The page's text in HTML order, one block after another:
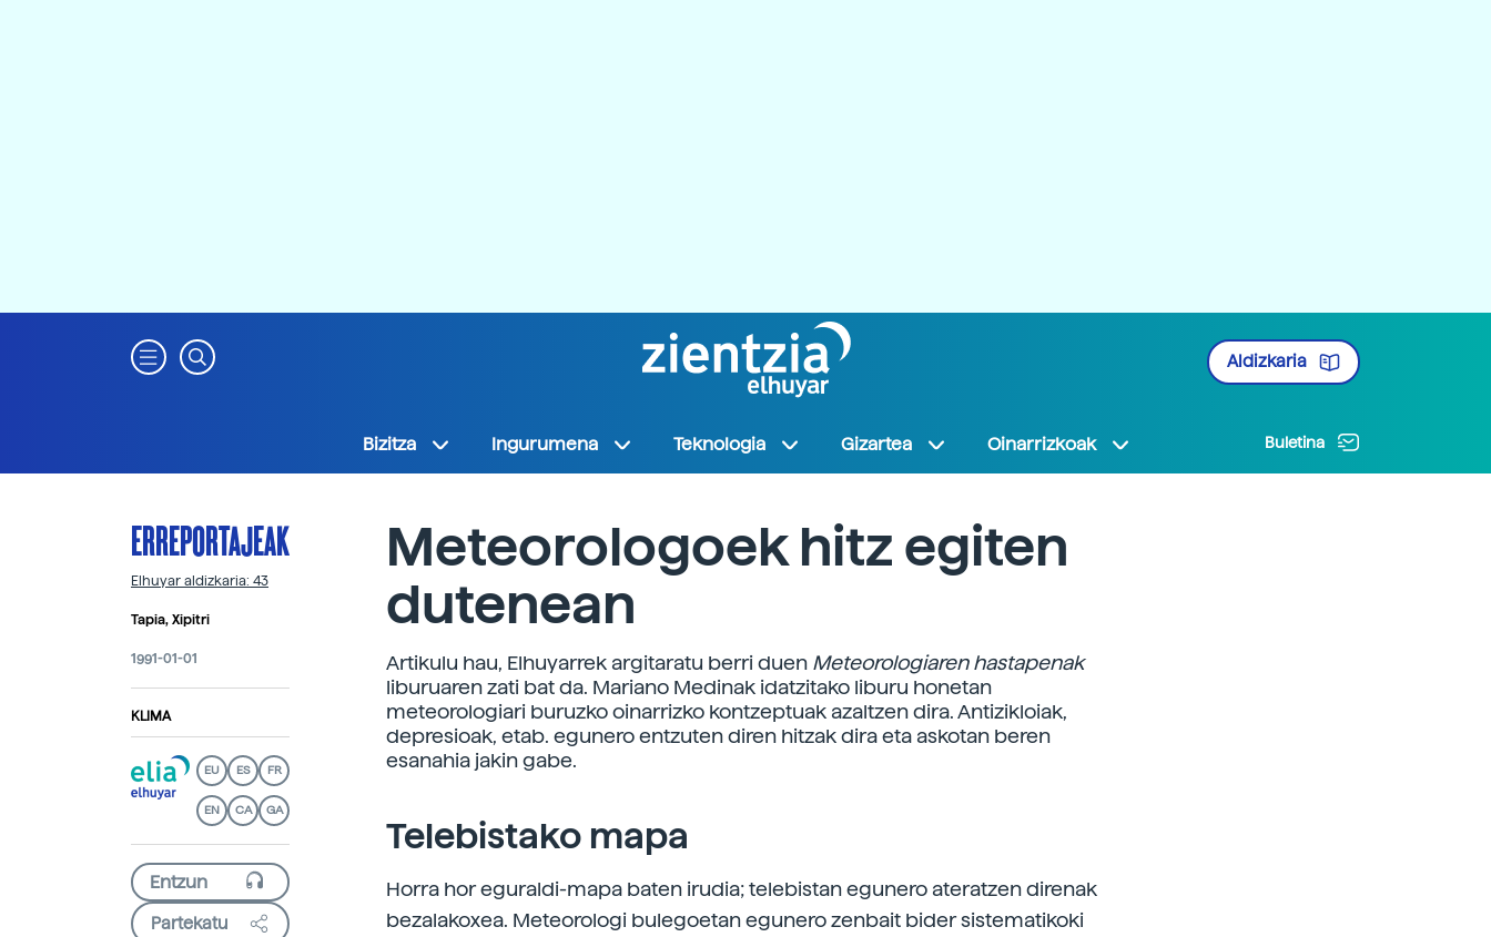
Aldizkaria
Bizitza Ingurumena Teknologia Gizartea Oinarrizkoak Buletina
ERREPORTAJEAK
Elhuyar aldizkaria: 43
Tapia, Xipitri
1991-01-01
KLIMA
EU ES FR
EN CA GA
Partekatu
Meteorologoek hitz egiten
dutenean
Artikulu hau, Elhuyarrek argitaratu berri duen Meteorologiaren hastapenak
liburuaren zati bat da. Mariano Medinak idatzitako liburu honetan
meteorologiari buruzko oinarrizko kontzeptuak azaltzen dira. Antizikloiak,
depresioak, etab. egunero entzuten diren hitzak dira eta askotan beren
esanahia jakin gabe.
Telebistako mapa
Horra hor eguraldi-mapa baten irudia; telebistan egunero ateratzen direnak
bezalakoxea. Meteorologi bulegoetan egunero zenbait bider sistematikoki